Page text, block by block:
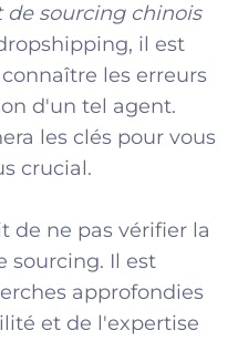
de sourcing chinois
il est
les erreurs
d'un tel agent.
les clés pour vous
crucial.
de ne pas vérifier la
sourcing. Il est
approfondies
et de l'expertise